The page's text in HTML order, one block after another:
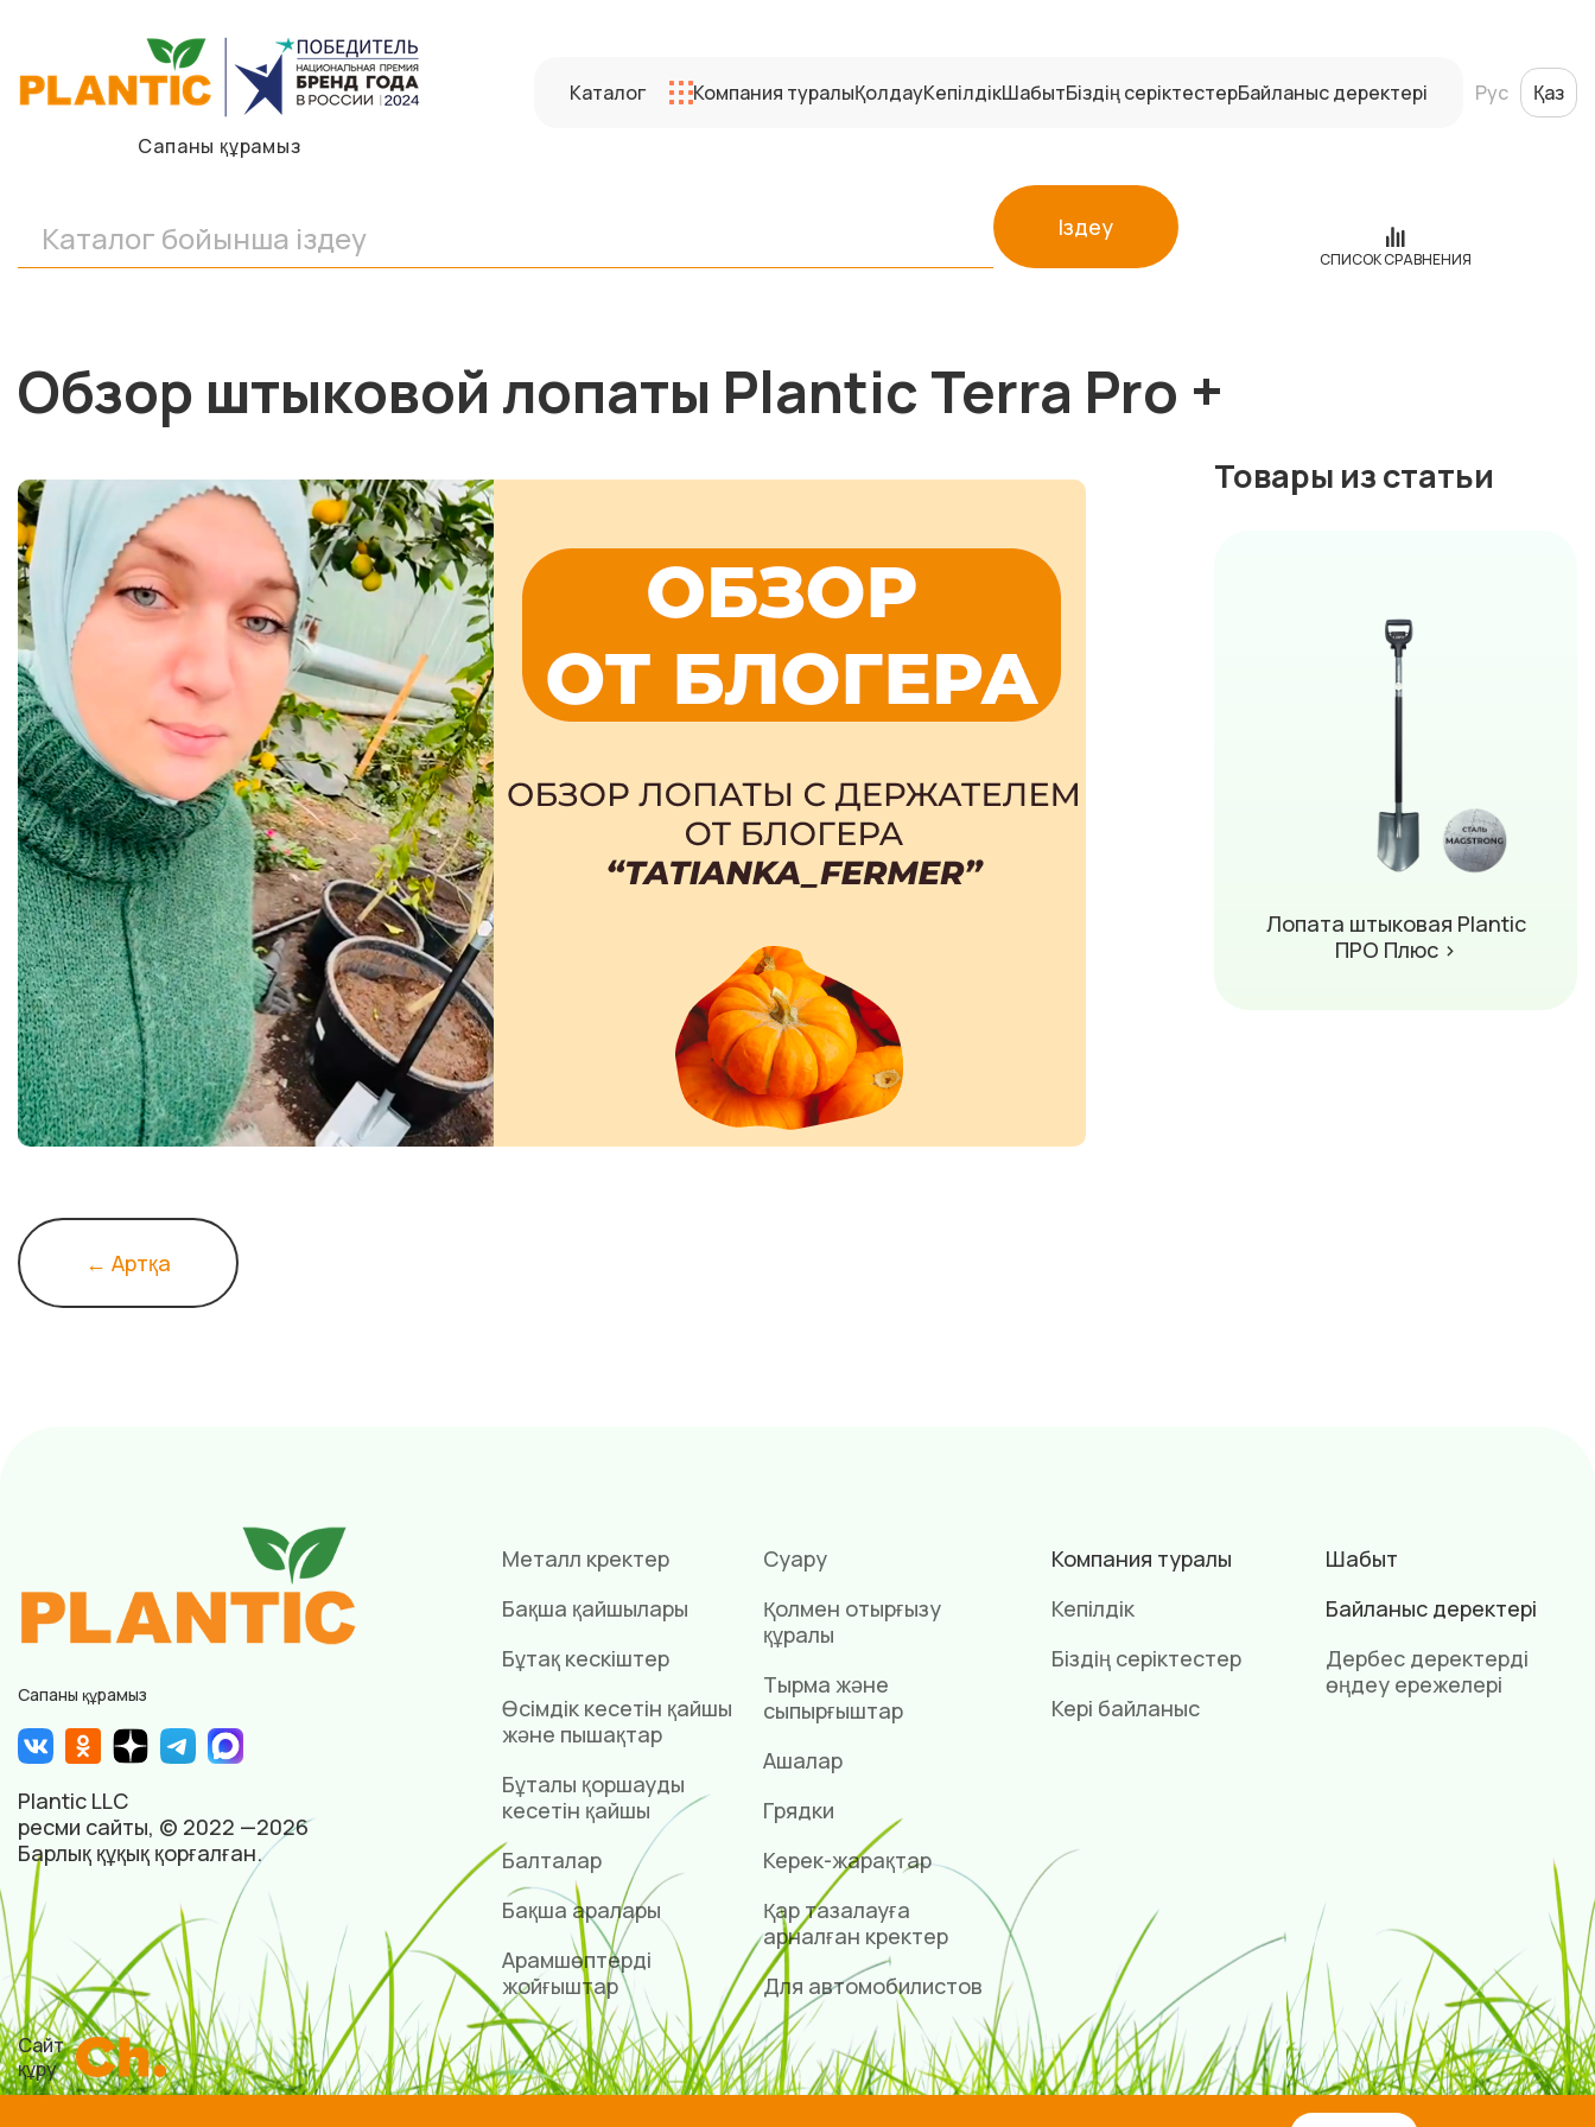
Сапаны құрамыз
Каталог Компания туралыҚолдауКепілдікШабытБіздің серіктестерБайланыс деректері Рус Қаз
Іздеу
СПИСОК СРАВНЕНИЯ
Обзор штыковой лопаты Plantic Terra Pro +
Товары из статьи
Лопата штыковая Plantic
ПРО Плюс ›
← Артқа
Сапаны құрамыз
Plantic LLC
ресми сайты, © 2022 —2026
Барлық құқық қорғалған.
Металл күректер
Бақша қайшылары
Бұтақ кескіштер
Өсімдік кесетін қайшы
және пышақтар
Бұталы қоршауды
кесетін қайшы
Балталар
Бақша аралары
Арамшөптерді
жойғыштар
Суару
Қолмен отырғызу
құралы
Тырма және
сыпырғыштар
Ашалар
Грядки
Керек-жарақтар
Қар тазалауға
арналған күректер
Для автомобилистов
Компания туралы
Кепілдік
Біздің серіктестер
Кері байланыс
Шабыт
Байланыс деректері
Дербес деректерді
өңдеу ережелері
Сайт
құру